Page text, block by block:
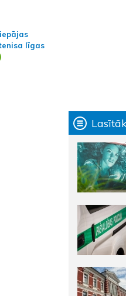
līgas